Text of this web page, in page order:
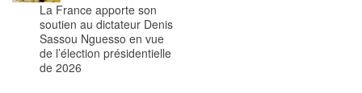
La France apporte son
soutien au dictateur Denis
Sassou Nguesso en vue
de l’élection présidentielle
de 2026